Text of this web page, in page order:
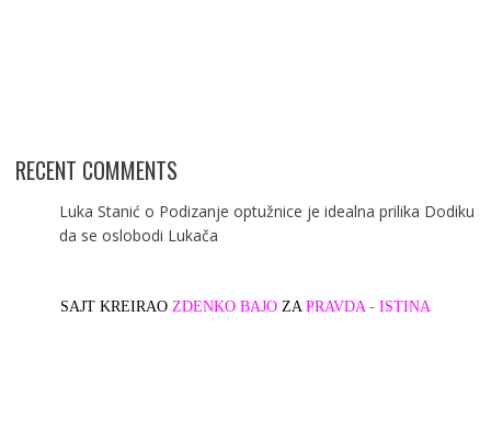
RECENT COMMENTS
Luka Stanić o Podizanje optužnice je idealna prilika Dodiku
da se oslobodi Lukača
SAJT KREIRAO ZDENKO BAJO ZA PRAVDA - ISTINA